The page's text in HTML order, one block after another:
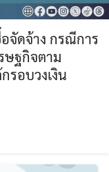
จัดจ้าง กรณีการ
ษฐกิจตาม
รอบวงเงิน